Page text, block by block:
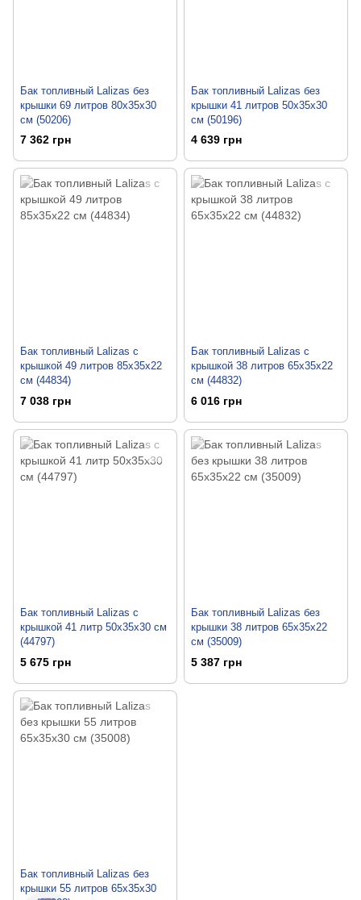
Бак топливный Lalizas без
крышки 69 литров 80x35x30
см (50206)
7 362 грн
Бак топливный Lalizas без
крышки 41 литров 50x35x30
см (50196)
4 639 грн
Бак топливный Lalizas c
крышкой 49 литров 85x35x22
см (44834)
7 038 грн
Бак топливный Lalizas c
крышкой 38 литров 65x35x22
см (44832)
6 016 грн
Бак топливный Lalizas c
крышкой 41 литр 50x35x30 см
(44797)
5 675 грн
Бак топливный Lalizas без
крышки 38 литров 65x35x22
см (35009)
5 387 грн
Бак топливный Lalizas без
крышки 55 литров 65x35x30